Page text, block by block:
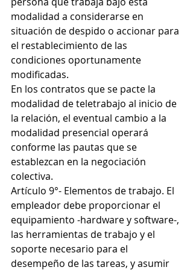
modalidad a considerarse en
situación de despido o accionar para
el restablecimiento de las
condiciones oportunamente
modificadas.
En los contratos que se pacte la
modalidad de teletrabajo al inicio de
la relación, el eventual cambio a la
modalidad presencial operará
conforme las pautas que se
establezcan en la negociación
colectiva.
Artículo 9°- Elementos de trabajo. El
empleador debe proporcionar el
equipamiento -hardware y software-,
las herramientas de trabajo y el
soporte necesario para el
desempeño de las tareas, y asumir